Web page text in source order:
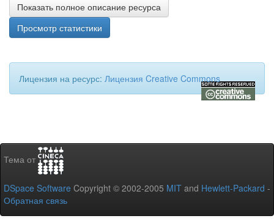
Показать полное описание ресурса
Просмотр статистики
Лицензия на ресурс: Лицензия Creative Commons
Тема от
DSpace Software Copyright © 2002-2005 MIT and Hewlett-Packard -
Обратная связь